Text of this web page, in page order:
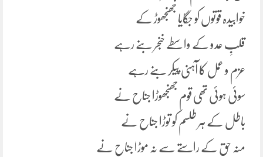
خوابیدہ قوتوں کو جگایا جھنجھوڑ کے
قلبِ عدو کے واسطے خنجر بنے رہے
عزم و عمل کا آہنی پیکر بنے رہے
سوئی ہوئی تھی قوم جھنجھوڑا جناح نے
باطل کے ہر طلسم کو توڑا جناح نے
منہ حق کے راستے سے نہ موڑا جناح نے